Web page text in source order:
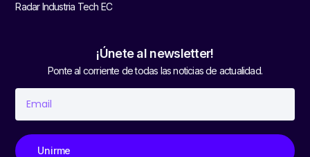
Radar Industria Tech EC
¡Únete al newsletter!
Ponte al corriente de todas las noticias de actualidad.
Unirme